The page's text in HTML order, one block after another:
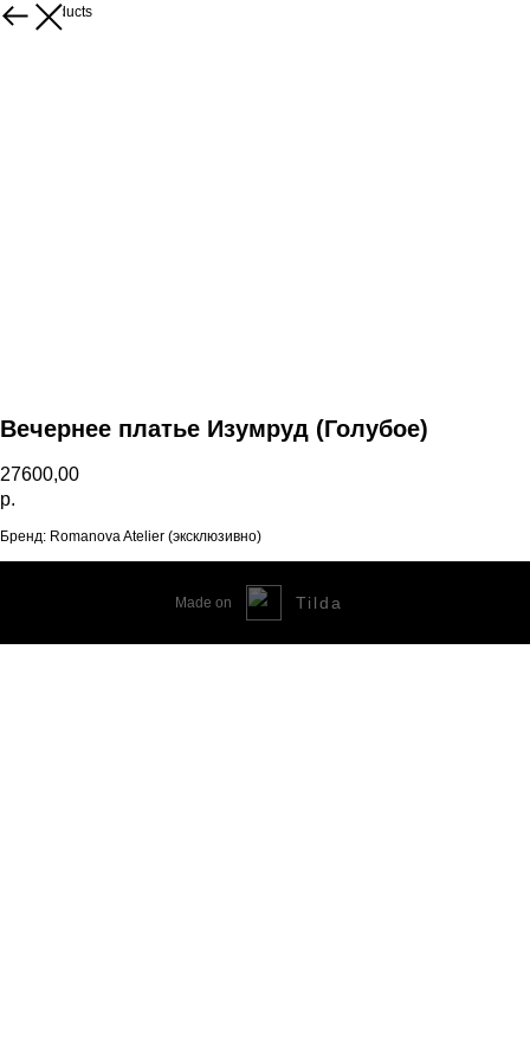
More products
Вечернее платье Изумруд (Голубое)
27600,00
р.
Бренд: Romanova Atelier (эксклюзивно)
Made on Tilda